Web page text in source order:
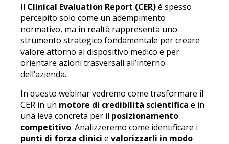
Il Clinical Evaluation Report (CER)è spesso
percepito solo come un adempimento
normativo, ma in realtà rappresenta uno
strumento strategico fondamentale per creare
valore attorno al dispositivo medico e per
orientare azioni trasversali all’interno
dell’azienda.
In questo webinar vedremo come trasformare il
CER in un motore di credibilità scientifica e in
una leva concreta per il posizionamento
competitivo. Analizzeremo come identificare i
punti di forza clinici e valorizzarli in modo